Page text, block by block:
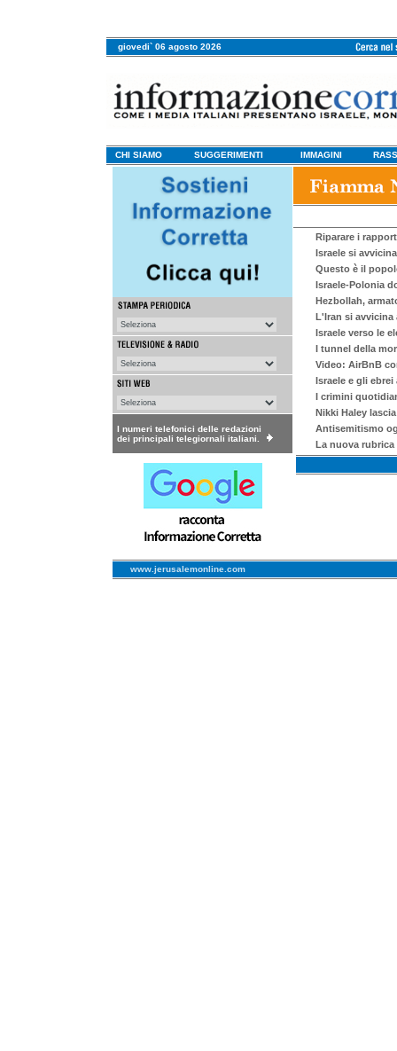
giovedi` 06 agosto 2026
CHI SIAMO SUGGERIMENTI IMMAGINI
I numeri telefonici delle redazioni
dei principali telegiornali italiani.
Riparare i
Israele si
Questo è il
Israele-Polonia
Hezbollah,
L'Iran si avvicina
Israele verso le
I tunnel della
Video: AirBnB
Israele e gli ebrei
I crimini
Nikki Haley
Antisemitismo
La nuova rubrica
www.jerusalemonline.com